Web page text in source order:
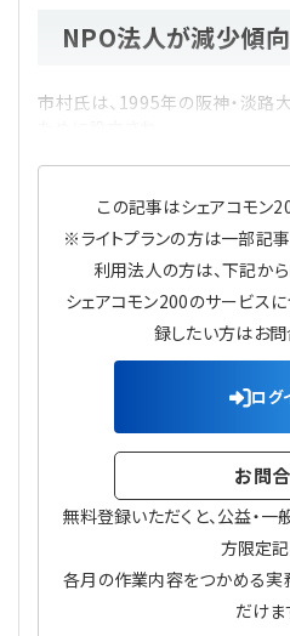
【連載】公益法人会計検定試
【連載】公益法人のための「
【連載】事務局だよりPLUS
【連載】テーマで紐解く逆引き
【連載】非営利法人AtoZei
【連載】労務管理の歩き方
【連載】AI活用のすすめ
【連載】IT実務一問一答
NPO法人が減少傾
市村氏は、1995年の阪神・淡路
この記事はシェアコモン
※ライトプランの方は一部記
利用法人の方は、下記から
シェアコモン200のサービスに
録したい方はお問
ログ
お問
無料登録いただくと、公益・
方限定
各月の作業内容をつかめる実
だけま